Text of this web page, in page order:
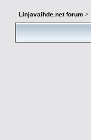
Linjavaihde.net forum>